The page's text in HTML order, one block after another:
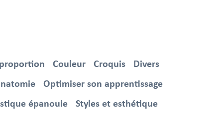
Couleur Croquis
Divers
Optimiser son apprentissage
épanouie
Styles et esthétique